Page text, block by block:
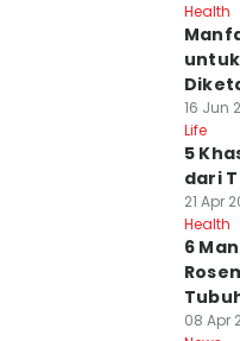
Health
16 Jun
Life
5
dari
21 Apr
Health
6
08 Apr